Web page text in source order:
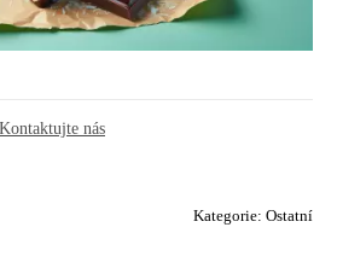
Kontaktujte nás
Kategorie: Ostatní